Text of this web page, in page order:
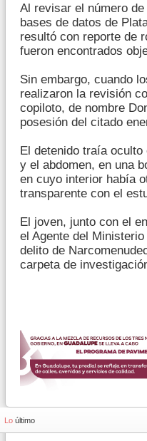
Al revisar el número
bases de datos de
resultó con reporte de
fueron encontrados
Sin embargo, cuando
realizaron la revisión
copiloto, de nombre
posesión del citado
El detenido traía
y el abdomen, en una
en cuyo interior había
transparente con el
El joven, junto con el
el Agente del
delito de
carpeta de
Lo último